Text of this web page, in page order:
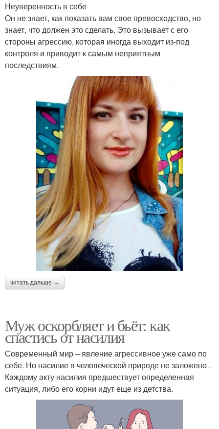
Неуверенность в себе
Он не знает, как показать вам свое превосходство, но
знает, что должен это сделать. Это вызывает с его
стороны агрессию, которая иногда выходит из-под
контроля и приводит к самым неприятным
последствиям.
читать дальше →
Муж оскорбляет и бьёт: как
спастись от насилия
Современный мир – явление агрессивное уже само по
себе. Но насилие в человеческой природе не заложено .
Каждому акту насилия предшествует определенная
ситуация, либо его корни идут еще из детства.